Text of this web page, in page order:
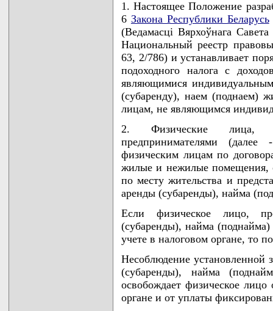
1. Настоящее Положение
6 Закона Республики Беларусь
(Ведамасцi Вярхоўнага
Национальный реестр
63, 2/786) и устанавливает
подоходного налога с
являющимися
(субаренду), наем (поднаем)
лицам, не являющимся
2. Физические лица,
предпринимателями
физическим лицам по
жилые и нежилые помещения,
по месту жительства и
аренды (субаренды), найма
Если физическое лицо,
(субаренды), найма
учете в налоговом органе, то
Несоблюдение установленной
(субаренды), найма
освобождает физическое лицо
органе и от уплаты